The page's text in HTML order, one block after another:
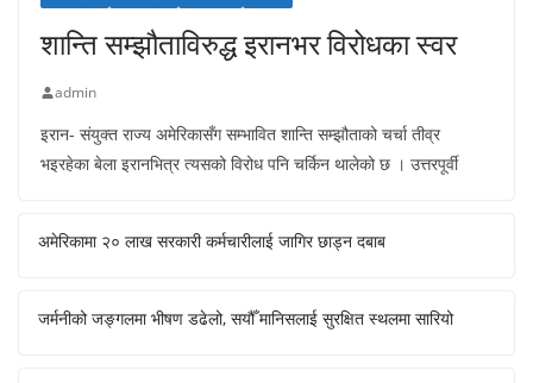
शान्ति सम्झौताविरुद्ध इरानभर विरोधका स्वर
admin
इरान- संयुक्त राज्य अमेरिकासँग सम्भावित शान्ति सम्झौताको चर्चा तीव्र
भइरहेका बेला इरानभित्र त्यसको विरोध पनि चर्किन थालेको छ । उत्तरपूर्वी
अमेरिकामा २० लाख सरकारी कर्मचारीलाई जागिर छाड्न दबाब
जर्मनीको जङ्गलमा भीषण डढेलो, सयौँ मानिसलाई सुरक्षित स्थलमा सारियो